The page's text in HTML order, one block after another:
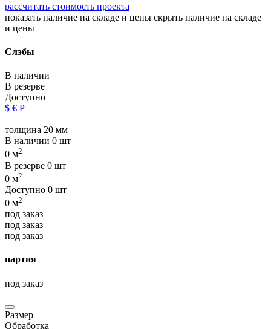
рассчитать стоимость проекта
показать наличие на складе и цены скрыть наличие на складе
и цены
Слэбы
В наличии
В резерве
Доступно
$ € Р
толщина 20 мм
В наличии 0 шт
0 м2
В резерве 0 шт
0 м2
Доступно 0 шт
0 м2
под заказ
под заказ
под заказ
партия
под заказ
Размер
Обработка